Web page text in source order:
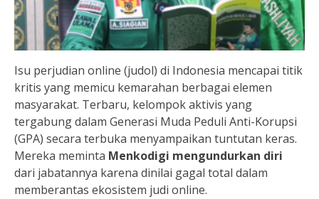
Isu perjudian online (judol) di Indonesia mencapai titik
kritis yang memicu kemarahan berbagai elemen
masyarakat. Terbaru, kelompok aktivis yang
tergabung dalam Generasi Muda Peduli Anti-Korupsi
(GPA) secara terbuka menyampaikan tuntutan keras.
Mereka meminta Menkodigi mengundurkan diri
dari jabatannya karena dinilai gagal total dalam
memberantas ekosistem judi online.